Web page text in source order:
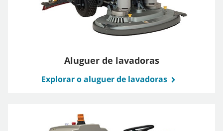
Aluguer de lavadoras
Explorar o aluguer de lavadoras